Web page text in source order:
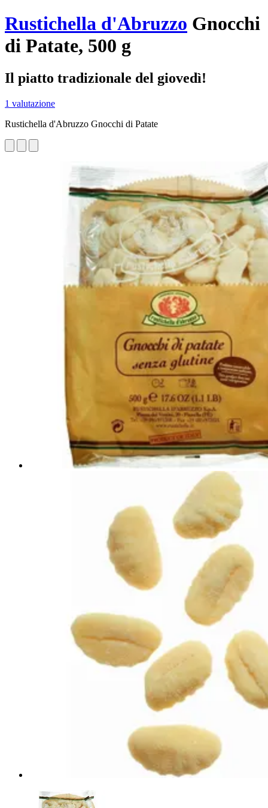
Rustichella d'Abruzzo Gnocchi
di Patate, 500 g
Il piatto tradizionale del giovedì!
1 valutazione
Rustichella d'Abruzzo Gnocchi di Patate